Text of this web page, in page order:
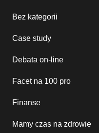
Bez kategorii
Case study
Debata on-line
Facet na 100 pro
Finanse
Mamy czas na zdrowie